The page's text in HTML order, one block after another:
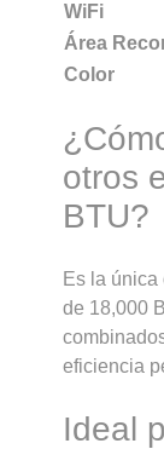
WiFi
Área
Color
otros
BTU?
Es la
de 18,000
eficiencia
Ideal